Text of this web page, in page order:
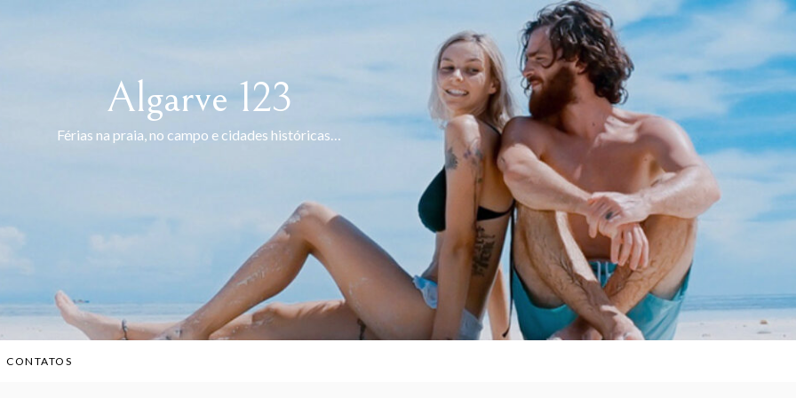
Algarve 123
Férias na praia, no campo e cidades históricas…
CONTATOS